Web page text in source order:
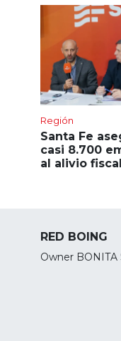
Región
Santa Fe
casi 8.700
al alivio fiscal
RED BOING
Owner BONITA